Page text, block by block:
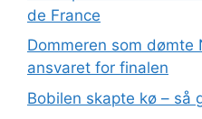
de France
Dommeren som dømte
ansvaret for finalen
Bobilen skapte kø – så